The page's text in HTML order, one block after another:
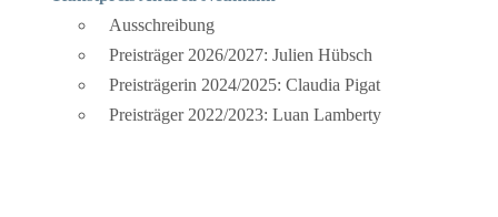
Ausschreibung
Preisträger 2026/2027: Julien Hübsch
Preisträgerin 2024/2025: Claudia Pigat
Preisträger 2022/2023: Luan Lamberty